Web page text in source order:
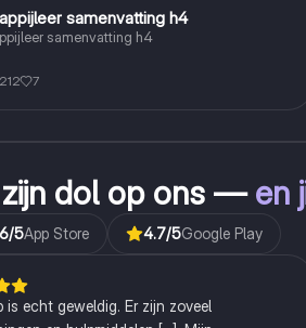
samenvatting h4
samenvatting h4
7
dol op ons —en
/5App Store 4.7/5Google Play
is echt geweldig. Er zijn zoveel